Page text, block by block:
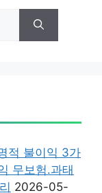
적 불이익 3가
무보험.과태
2026-05-